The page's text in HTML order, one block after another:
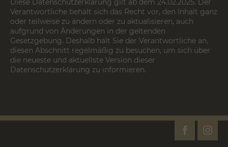
Diese Datenschutzerklärung gilt ab dem 24.02.2025. Der
Verantwortliche behält sich das Recht vor, den Inhalt ganz
oder teilweise zu ändern oder zu aktualisieren, auch
aufgrund von Änderungen in der geltenden
Gesetzgebung. Deshalb hält Sie der Verantwortliche an,
diesen Abschnitt regelmäßig zu besuchen, um sich über
die neueste und aktuellste Version dieser
Datenschutzerklärung zu informieren.